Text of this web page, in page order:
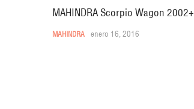
MAHINDRA Scorpio Wagon 2002+
MAHINDRA enero 16, 2016